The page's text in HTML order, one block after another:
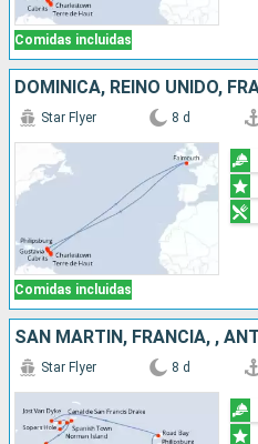
Comidas incluidas
Comidas incluidas
Star Flyer 8 d
Star Flyer 8 d